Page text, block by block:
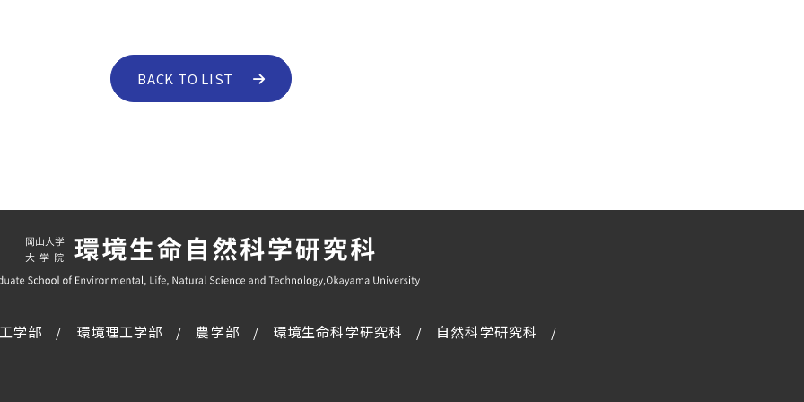
BACK TO LIST
工学部 環境理工学部 農学部 環境生命科学研究科 自然科学研究科